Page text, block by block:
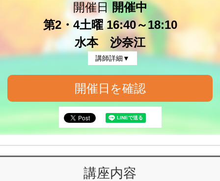
開催日 開催中
第2・4土曜 16:40～18:10
水本 沙奈江
講師詳細▼
開催日を確認
講座内容